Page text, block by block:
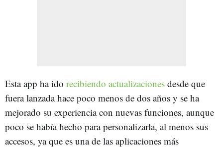
Esta app ha ido recibiendo actualizaciones desde que
fuera lanzada hace poco menos de dos años y se ha
mejorado su experiencia con nuevas funciones, aunque
poco se había hecho para personalizarla, al menos sus
accesos, ya que es una de las aplicaciones más